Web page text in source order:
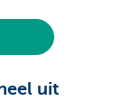
uit